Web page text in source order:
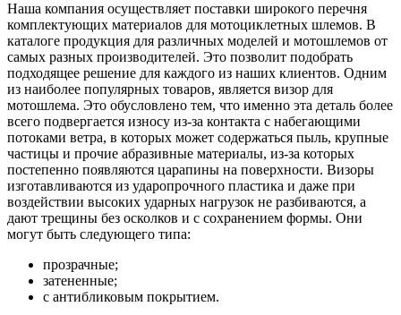
Наша компания осуществляет поставки широкого перечня
комплектующих материалов для мотоциклетных шлемов. В
каталоге продукция для различных моделей и мотошлемов от
самых разных производителей. Это позволит подобрать
подходящее решение для каждого из наших клиентов. Одним
из наиболее популярных товаров, является визор для
мотошлема. Это обусловлено тем, что именно эта деталь более
всего подвергается износу из-за контакта с набегающими
потоками ветра, в которых может содержаться пыль, крупные
частицы и прочие абразивные материалы, из-за которых
постепенно появляются царапины на поверхности. Визоры
изготавливаются из ударопрочного пластика и даже при
воздействии высоких ударных нагрузок не разбиваются, а
дают трещины без осколков и с сохранением формы. Они
могут быть следующего типа:
прозрачные;
затененные;
с антибликовым покрытием.